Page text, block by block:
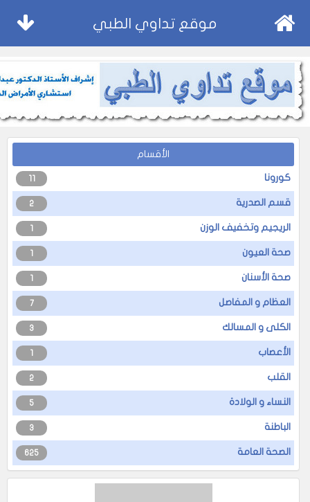
موقع تداوي الطبي
الأقسام
كورونا 11
قسم الصدرية 2
الريجيم وتخفيف الوزن 1
صحة العيون 1
صحة الأسنان 1
العظام و المفاصل 7
الكلى و المسالك 3
الأعصاب 1
القلب 2
النساء و الولادة 5
الباطنة 3
الصحة العامة 625